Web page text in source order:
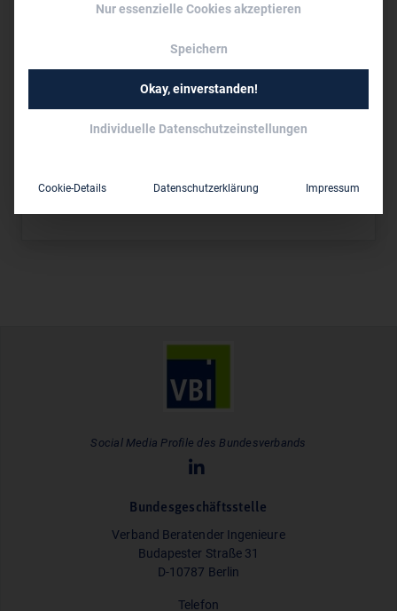
Konstruktionsgruppe Bauen AG ›
D-87435 Kempten (Allgäu)
Social Media Profile des Bundesverbands
Bundesgeschäftsstelle
Verband Beratender Ingenieure
Budapester Straße 31
D-10787 Berlin
Telefon
Nur essenzielle Cookies akzeptieren
Speichern
Okay, einverstanden!
Individuelle Datenschutzeinstellungen
Cookie-Details Datenschutzerklärung Impressum